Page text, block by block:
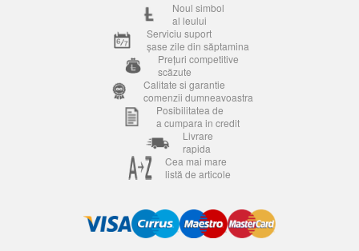
Noul simbol
al leului
Serviciu suport
șase zile din săptamina
Prețuri competitive
scăzute
Calitate si garantie
comenzii dumneavoastra
Posibilitatea de
a cumpara in credit
Livrare
rapida
Cea mai mare
listă de articole